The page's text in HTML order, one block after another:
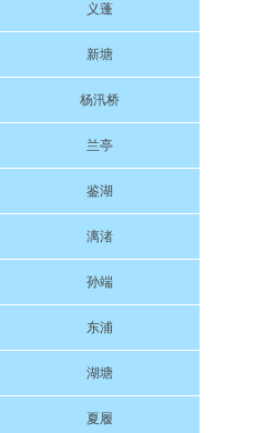
义蓬
新塘
杨汛桥
兰亭
鉴湖
漓渚
孙端
东浦
湖塘
夏履